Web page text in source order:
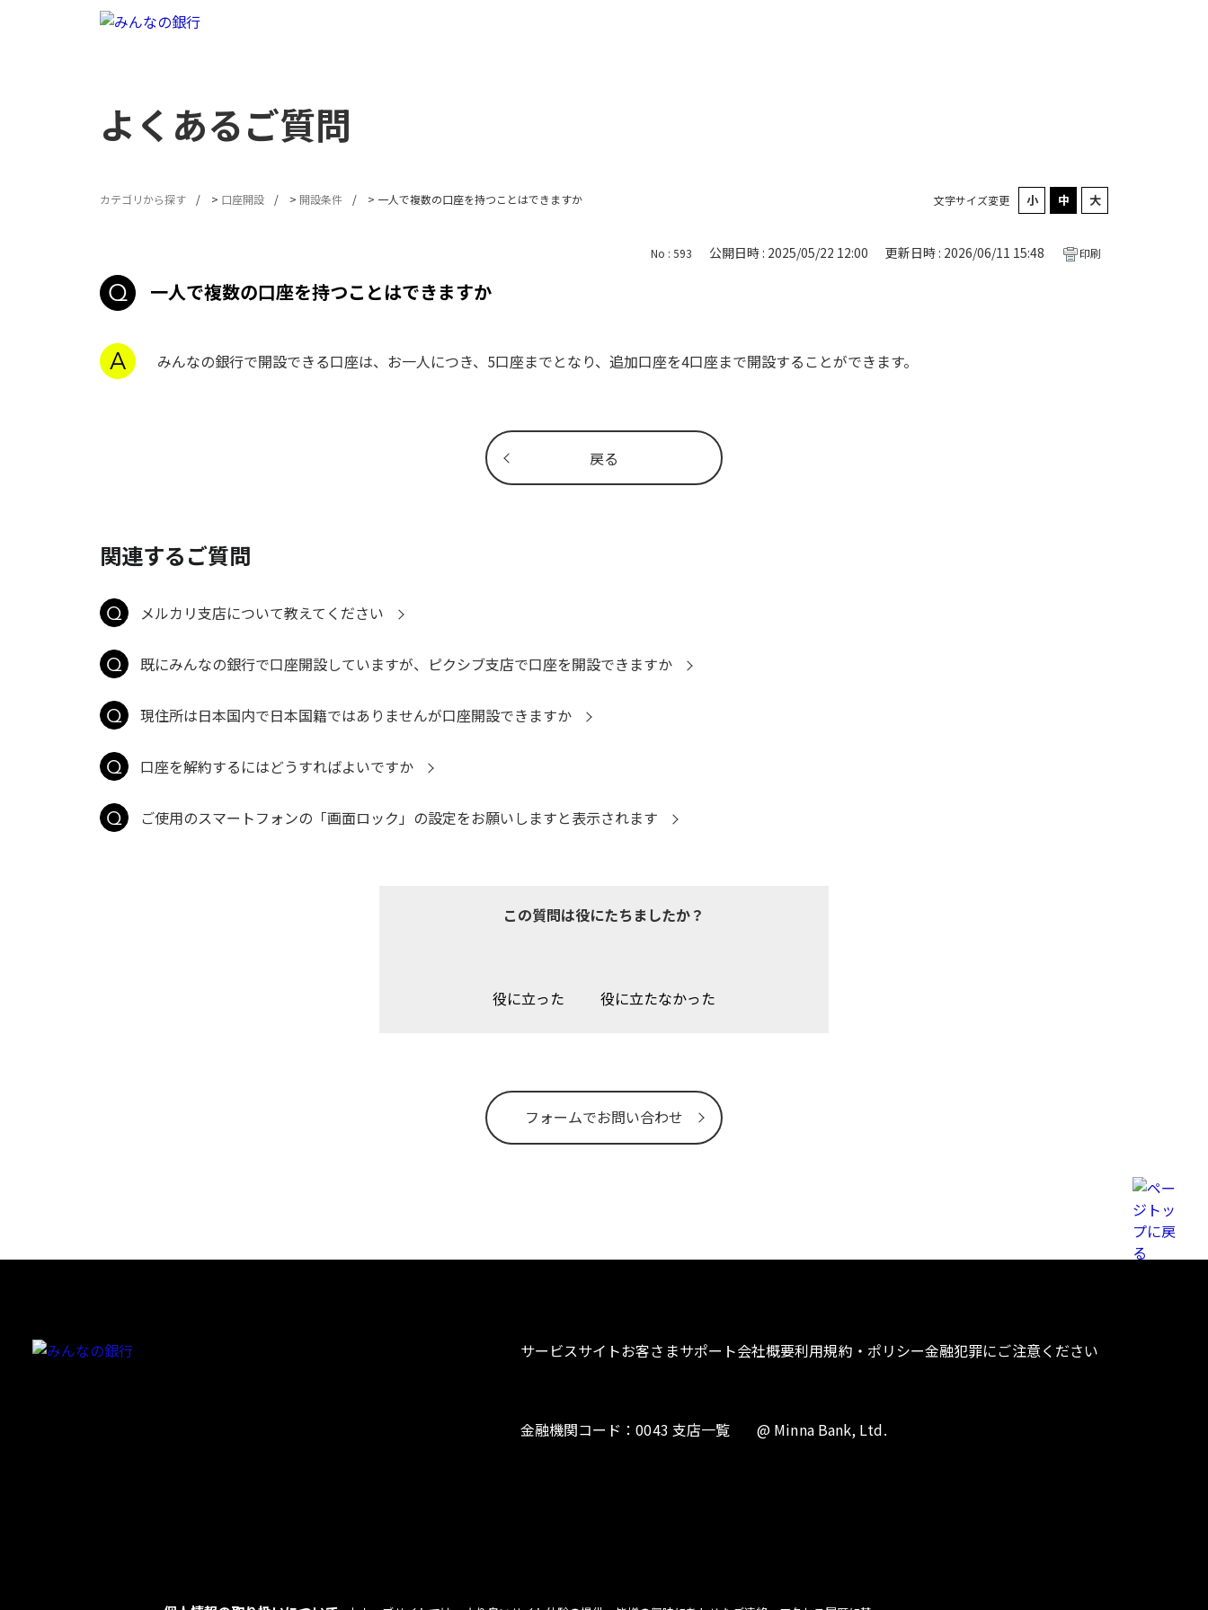
よくあるご質問
文字サイズ変更
カテゴリから探す > 口座開設 > 開設条件 > 一人で複数の口座を持つことはできますか
戻る
No : 593 公開日時 : 2025/05/22 12:00 更新日時 : 2026/06/11 15:48 印刷
一人で複数の口座を持つことはできますか
みんなの銀行で開設できる口座は、お一人につき、5口座までとなり、追加口座を4口座まで開設することができます。
関連するご質問
メルカリ支店について教えてください
既にみんなの銀行で口座開設していますが、ピクシブ支店で口座を開設できますか
現住所は日本国内で日本国籍ではありませんが口座開設できますか
口座を解約するにはどうすればよいですか
ご使用のスマートフォンの「画面ロック」の設定をお願いしますと表示されます
この質問は役にたちましたか？
役に立った 役に立たなかった
フォームでお問い合わせ
サービスサイトお客さまサポート会社概要利用規約・ポリシー金融犯罪にご注意ください
金融機関コード：0043 支店一覧 @ Minna Bank, Ltd.